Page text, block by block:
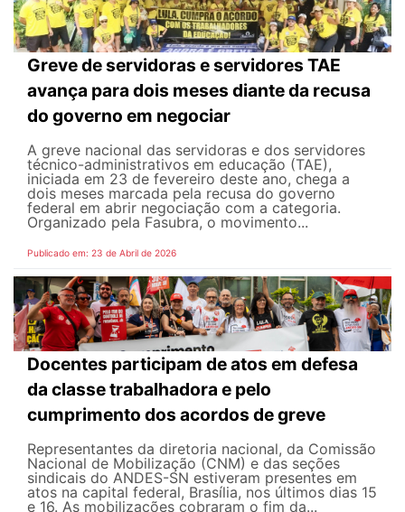
Greve de servidoras e servidores TAE
avança para dois meses diante da recusa
do governo em negociar
A greve nacional das servidoras e dos servidores
técnico-administrativos em educação (TAE),
iniciada em 23 de fevereiro deste ano, chega a
dois meses marcada pela recusa do governo
federal em abrir negociação com a categoria.
Organizado pela Fasubra, o movimento...
Publicado em: 23 de Abril de 2026
Docentes participam de atos em defesa
da classe trabalhadora e pelo
cumprimento dos acordos de greve
Representantes da diretoria nacional, da Comissão
Nacional de Mobilização (CNM) e das seções
sindicais do ANDES-SN estiveram presentes em
atos na capital federal, Brasília, nos últimos dias 15
e 16. As mobilizações cobraram o fim da...